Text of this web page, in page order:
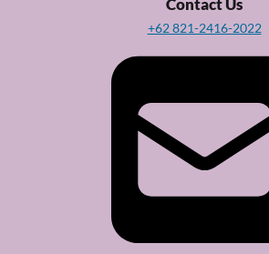
Contact Us
+62 821-2416-2022